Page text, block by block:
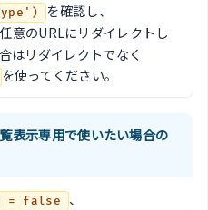
を確認し、
意のURLにリダイレクトし
はリダイレクトでなく
を使ってください。
表示専用で使いたい場合の
= false 、